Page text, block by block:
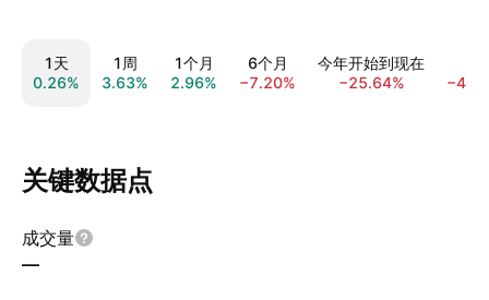
1天
0.26%
1周
3.63%
1个月
2.96%
6个月
−7.20%
今年开始到现在
−25.64%
关键数据点
成交量
—